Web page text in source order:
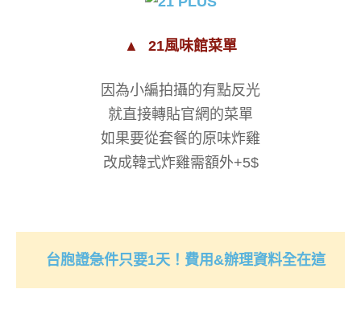
▲ 21風味館菜單
因為小編拍攝的有點反光
就直接轉貼官網的菜單
如果要從套餐的原味炸雞
改成韓式炸雞需額外+5$
台胞證急件只要1天！費用&辦理資料全在這